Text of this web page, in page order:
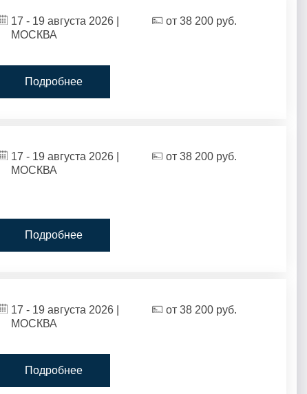
17 - 19 августа 2026 |
МОСКВА
от38 200 руб.
Подробнее
17 - 19 августа 2026 |
МОСКВА
от38 200 руб.
Подробнее
17 - 19 августа 2026 |
МОСКВА
от38 200 руб.
Подробнее